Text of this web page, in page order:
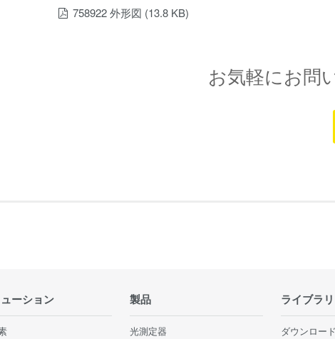
758922 外形図 (13.8 KB)
お気軽にお問
ーション 製品
光測定器
ライブラリ
ダウンロード